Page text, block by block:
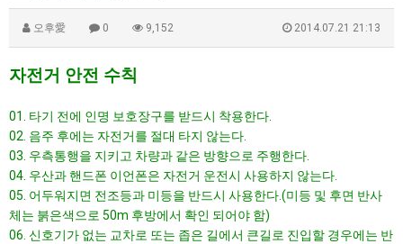
오후愛 0 9,152 2014.07.21 21:13
자전거 안전 수칙
01. 타기 전에 인명 보호장구를 받드시 착용한다.
02. 음주 후에는 자전거를 절대 타지 않는다.
03. 우측통행을 지키고 차량과 같은 방향으로 주행한다.
04. 우산과 핸드폰 이언폰은 자전거 운전시 사용하지 않는다.
05. 어두워지면 전조등과 미등을 반드시 사용한다.(미등 및 후면 반사
체는 붉은색으로 50m 후방에서 확인 되어야 함)
06. 신호기가 없는 교차로 또는 좁은 길에서 큰길로 진입할 경우에는 반